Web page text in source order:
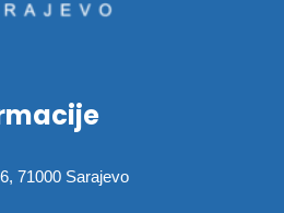
71000 Sarajevo